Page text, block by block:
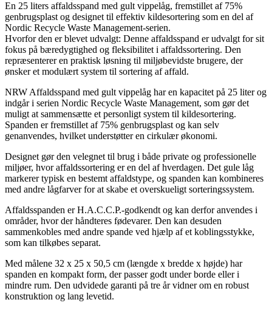
En 25 liters affaldsspand med gult vippelåg, fremstillet af 75%
genbrugsplast og designet til effektiv kildesortering som en del af
Nordic Recycle Waste Management-serien.
Hvorfor den er blevet udvalgt: Denne affaldsspand er udvalgt for sit
fokus på bæredygtighed og fleksibilitet i affaldssortering. Den
repræsenterer en praktisk løsning til miljøbevidste brugere, der
ønsker et modulært system til sortering af affald.
NRW Affaldsspand med gult vippelåg har en kapacitet på 25 liter og
indgår i serien Nordic Recycle Waste Management, som gør det
muligt at sammensætte et personligt system til kildesortering.
Spanden er fremstillet af 75% genbrugsplast og kan selv
genanvendes, hvilket understøtter en cirkulær økonomi.
Designet gør den velegnet til brug i både private og professionelle
miljøer, hvor affaldssortering er en del af hverdagen. Det gule låg
markerer typisk en bestemt affaldstype, og spanden kan kombineres
med andre lågfarver for at skabe et overskueligt sorteringssystem.
Affaldsspanden er H.A.C.C.P.-godkendt og kan derfor anvendes i
områder, hvor der håndteres fødevarer. Den kan desuden
sammenkobles med andre spande ved hjælp af et koblingsstykke,
som kan tilkøbes separat.
Med målene 32 x 25 x 50,5 cm (længde x bredde x højde) har
spanden en kompakt form, der passer godt under borde eller i
mindre rum. Den udvidede garanti på tre år vidner om en robust
konstruktion og lang levetid.